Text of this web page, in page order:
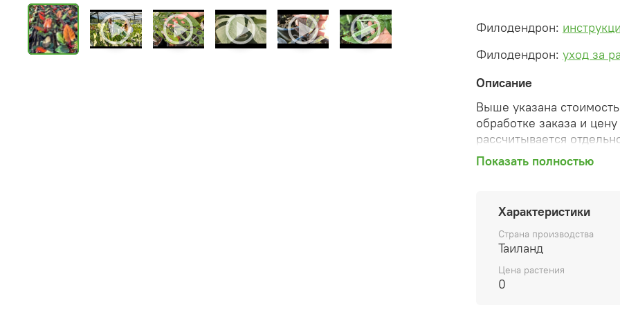
Филодендрон:
Филодендрон: уход за
Описание
Выше указана
обработке заказа и
рассчитывается
После оформления
способ доставки,
согласованные счета
предварительный заказ
Внимание: фото в
вы получите. Растения
Показать полностью
Характеристики
Страна производства
Таиланд
Цена растения
0